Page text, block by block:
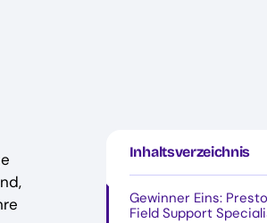
Inhaltsverzeichnis
Gewinner Eins:
Field Support